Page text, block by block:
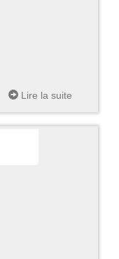
Lire la suite